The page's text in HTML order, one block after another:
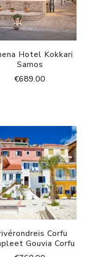
Hotel Kokkari
Samos
€689.00
Corfu
Gouvia Corfu